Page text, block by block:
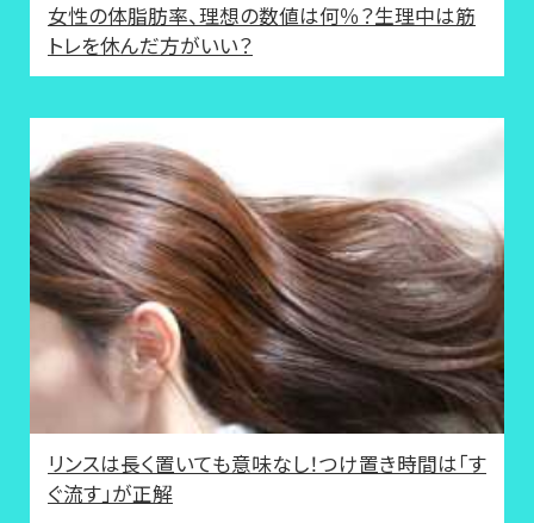
女性の体脂肪率、理想の数値は何％？生理中は筋
トレを休んだ方がいい？
リンスは長く置いても意味なし！つけ置き時間は「す
ぐ流す」が正解